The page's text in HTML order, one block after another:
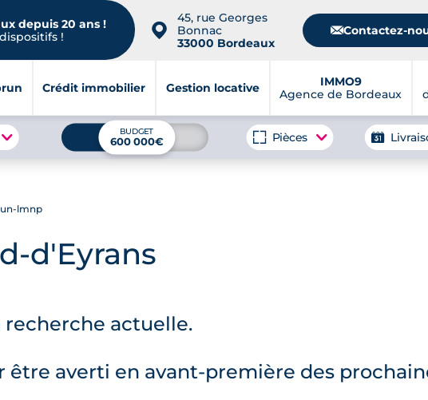
depuis 20 ans !
!
📍
45, rue Georges
Bonnac
33000 Bordeaux
📧Contactez-
Crédit immobilier Gestion locative
IMMO9
Agence de Bordeaux
BUDGET
600 000€ Pièces
lmnp
d'Eyrans
actuelle.
être averti en avant-première des